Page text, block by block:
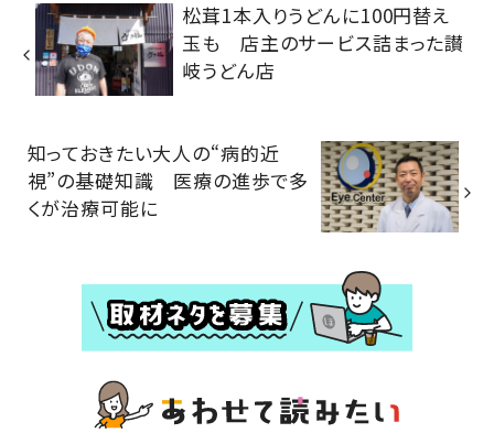
松茸1本入りうどんに100円替え
玉も 店主のサービス詰まった讃
岐うどん店
知っておきたい大人の“病的近
視”の基礎知識 医療の進歩で多
くが治療可能に